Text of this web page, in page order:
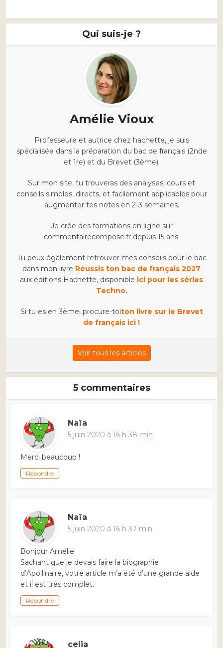
Qui suis-je ?
Amélie Vioux
Professeure et autrice chez hachette, je suis
spécialisée dans la préparation du bac de français (2nde
et 1re) et du Brevet (3ème).
Sur mon site, tu trouveras des analyses, cours et
conseils simples, directs, et facilement applicables pour
augmenter tes notes en 2-3 semaines.
Je crée des formations en ligne sur
commentairecompose.fr depuis 15 ans.
Tu peux également retrouver mes conseils pour le bac
dans mon livre Réussis ton bac de français 2027
aux éditions Hachette, disponible ici pour les séries
Techno.
Si tu es en 3ème, procure-toiton livre sur le Brevet
de français ici !
Voir tous les articles
5 commentaires
Naïa
5 juin 2020 à 16 h 38 min
Merci beaucoup !
Répondre
Naïa
5 juin 2020 à 16 h 37 min
Bonjour Amélie.
Sachant que je devais faire la biographie
d’Apollinaire, votre article m’a été d’une grande aide
et il est très complet.
Répondre
celia